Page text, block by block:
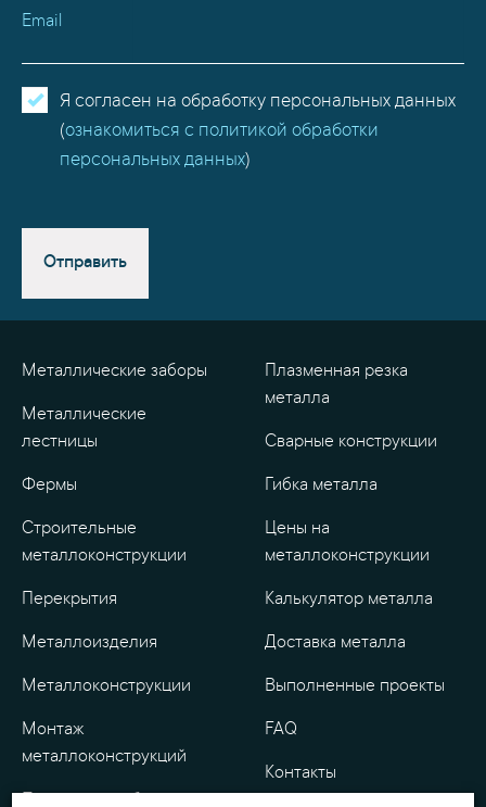
Email
Я согласен на обработку персональных данных
(ознакомиться с политикой обработки
персональных данных)
Отправить
Металлические заборы
Металлические
лестницы
Фермы
Строительные
металлоконструкции
Перекрытия
Металлоизделия
Металлоконструкции
Монтаж
металлоконструкций
Плазменная резка
металла
Сварные конструкции
Гибка металла
Цены на
металлоконструкции
Калькулятор металла
Доставка металла
Выполненные проекты
FAQ
Контакты